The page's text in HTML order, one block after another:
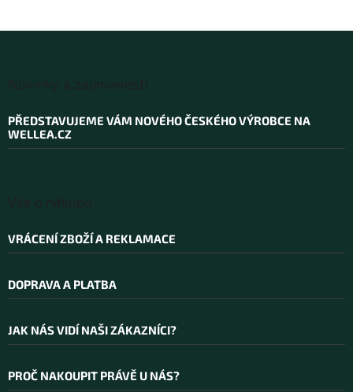
PŘEDSTAVUJEME VÁM NOVÉHO ČESKÉHO VÝROBCE NA
WELLEA.CZ
VRÁCENÍ ZBOŽÍ A REKLAMACE
DOPRAVA A PLATBA
JAK NÁS VIDÍ NAŠI ZÁKAZNÍCI?
PROČ NAKOUPIT PRÁVĚ U NÁS?